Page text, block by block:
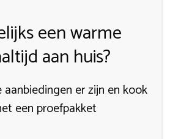
een warme
aan huis?
aanbiedingen er zijn en kook
een proefpakket